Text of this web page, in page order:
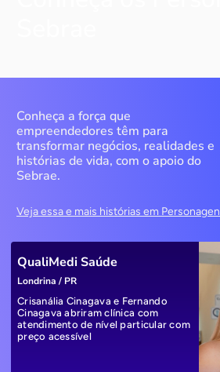
Conheça a força que
empreendedores têm para
transformar negócios, realidades e
histórias de vida, com o apoio do
Sebrae.
Veja essa e mais histórias em
QualiMedi Saúde
Londrina / PR
Crisanália Cinagava e Fernando
Cinagava abriram clínica com
atendimento de nível particular com
preço acessível